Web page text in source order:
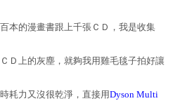
本的漫畫書跟上千張ＣＤ，我是收集
Ｄ上的灰塵，就夠我用雞毛毯子拍好讓
耗力又沒很乾淨，直接用Dyson Multi